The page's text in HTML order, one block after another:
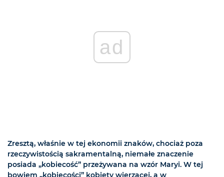
ad
Zresztą, właśnie w tej ekonomii znaków, chociaż poza
rzeczywistością sakramentalną, niemałe znaczenie
posiada „kobiecość” przeżywana na wzór Maryi. W tej
bowiem „kobiecości” kobiety wierzącej, a w